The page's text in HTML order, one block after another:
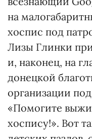
на
хоспис под
Лизы Глинки
и, наконец, на
донецкой
организации
«Помогите
хоспису!». Вот